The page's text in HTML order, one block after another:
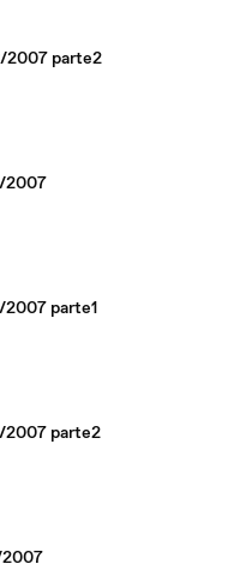
2007 parte2
2007
2007 parte1
2007 parte2
2007